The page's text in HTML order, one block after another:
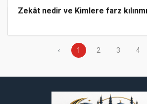
Zekât nedir ve Kimlere farz
‹ 1 2 3 4